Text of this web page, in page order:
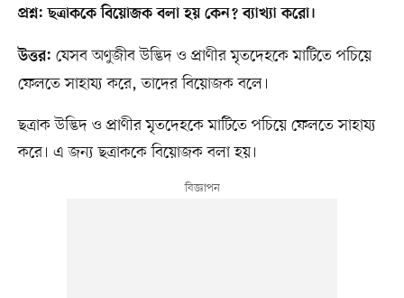
প্রশ্ন: ছত্রাককে বিয়োজক বলা হয় কেন? ব্যাখ্যা করো।
উত্তর: যেসব অণুজীব উদ্ভিদ ও প্রাণীর মৃতদেহকে মাটিতে পচিয়ে
ফেলতে সাহায্য করে, তাদের বিয়োজক বলে।
ছত্রাক উদ্ভিদ ও প্রাণীর মৃতদেহকে মাটিতে পচিয়ে ফেলতে সাহায্য
করে। এ জন্য ছত্রাককে বিয়োজক বলা হয়।